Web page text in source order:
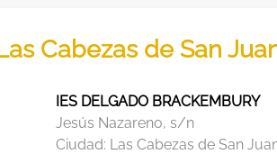
Cabezas de San
IES DELGADO BRACKEMBURY
Jesús Nazareno, s/n
Ciudad: Las Cabezas de San